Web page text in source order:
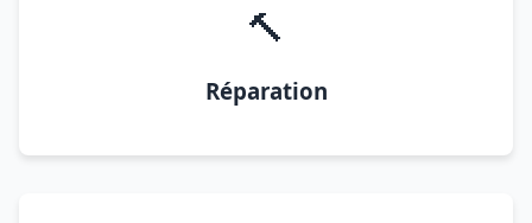
🔨
Réparation